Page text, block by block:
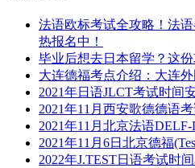
法语欧标考试全攻略！法
热报名中！
毕业后想去日本留学？这份
大连德福考点介绍：大连
2021年日语JLCT考试时间
2021年11月西安歌德德语
2021年11月北京法语
2021年11月6日北京德福
2022年J.TEST日语考试时间